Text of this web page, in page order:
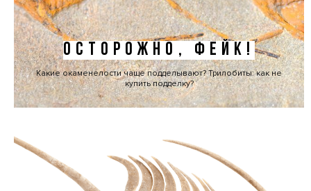
ОСТОРОЖНО, ФЕЙК!
Какие окаменелости чаще подделывают? Трилобиты: как не
купить подделку?